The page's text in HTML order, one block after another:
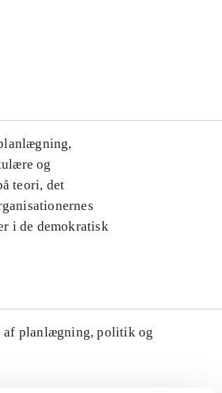
og
teori, det
i de demokratisk
af planlægning, politik og